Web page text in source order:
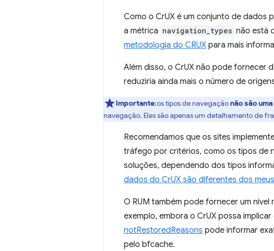
Como o CrUX é um conjunto de dados
a métrica navigation_types não está
metodologia do CRUX para mais
Além disso, o CrUX não pode fornecer
reduziria ainda mais o número de
Importante:os tipos de navegação não são
navegação. Eles são apenas um detalhamento de
Recomendamos que os sites
tráfego por critérios, como os tipos de
soluções, dependendo dos tipos
dados do CrUX são diferentes dos
O RUM também pode fornecer um
exemplo, embora o CrUX possa
notRestoredReasons pode informar
pelo bfcache.